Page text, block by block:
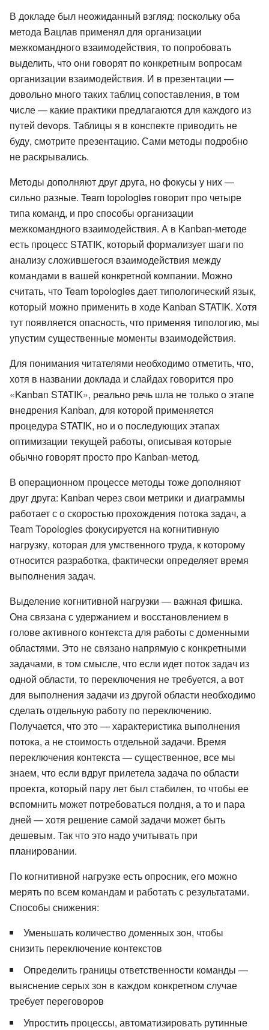
В докладе был неожиданный взгляд: поскольку оба
метода Вацлав применял для организации
межкомандного взаимодействия, то попробовать
выделить, что они говорят по конкретным вопросам
организации взаимодействия. И в презентации —
довольно много таких таблиц сопоставления, в том
числе — какие практики предлагаются для каждого из
путей devops. Таблицы я в конспекте приводить не
буду, смотрите презентацию. Сами методы подробно
не раскрывались.
Методы дополняют друг друга, но фокусы у них —
сильно разные. Team topologies говорит про четыре
типа команд, и про способы организации
межкомандного взаимодействия. А в Kanban-методе
есть процесс STATIK, который формализует шаги по
анализу сложившегося взаимодействия между
командами в вашей конкретной компании. Можно
считать, что Team topologies дает типологический язык,
который можно применить в ходе Kanban STATIK. Хотя
тут появляется опасность, что применяя типологию, мы
упустим существенные моменты взаимодействия.
Для понимания читателями необходимо отметить, что,
хотя в названии доклада и слайдах говорится про
«Kanban STATIK», реально речь шла не только о этапе
внедрения Kanban, для которой применяется
процедура STATIK, но и о последующих этапах
оптимизации текущей работы, описывая которые
обычно говорят просто про Kanban-метод.
В операционном процессе методы тоже дополняют
друг друга: Kanban через свои метрики и диаграммы
работает с о скоростью прохождения потока задач, а
Team Topologies фокусируется на когнитивную
нагрузку, которая для умственного труда, к которому
относится разработка, фактически определяет время
выполнения задач.
Выделение когнитивной нагрузки — важная фишка.
Она связана с удержанием и восстановлением в
голове активного контекста для работы с доменными
областями. Это не связано напрямую с конкретными
задачами, в том смысле, что если идет поток задач из
одной области, то переключения не требуется, а вот
для выполнения задачи из другой области необходимо
сделать отдельную работу по переключению.
Получается, что это — характеристика выполнения
потока, а не стоимость отдельной задачи. Время
переключения контекста — существенное, все мы
знаем, что если вдруг прилетела задача по области
проекта, который пару лет был стабилен, то чтобы ее
вспомнить может потребоваться полдня, а то и пара
дней — хотя решение самой задачи может быть
дешевым. Так что это надо учитывать при
планировании.
По когнитивной нагрузке есть опросник, его можно
мерять по всем командам и работать с результатами.
Способы снижения:
Уменьшать количество доменных зон, чтобы
снизить переключение контекстов
Определить границы ответственности команды —
выяснение серых зон в каждом конкретном случае
требует переговоров
Упростить процессы, автоматизировать рутинные